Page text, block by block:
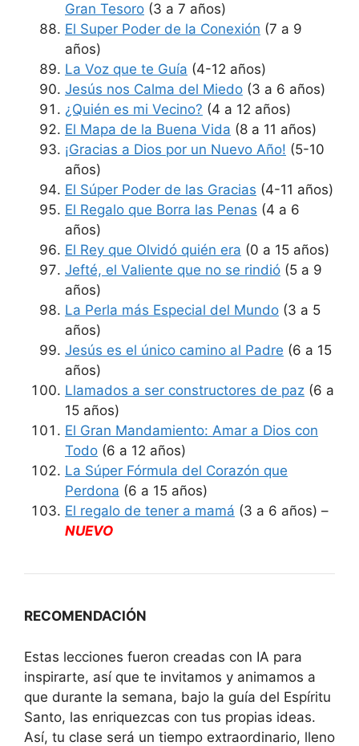
Gran Tesoro (3 a 7 años)
El Super Poder de la Conexión (7 a 9
años)
La Voz que te Guía (4-12 años)
Jesús nos Calma del Miedo (3 a 6 años)
¿Quién es mi Vecino? (4 a 12 años)
El Mapa de la Buena Vida (8 a 11 años)
¡Gracias a Dios por un Nuevo Año! (5-10
años)
El Súper Poder de las Gracias (4-11 años)
El Regalo que Borra las Penas (4 a 6
años)
El Rey que Olvidó quién era (0 a 15 años)
Jefté, el Valiente que no se rindió (5 a 9
años)
La Perla más Especial del Mundo (3 a 5
años)
Jesús es el único camino al Padre (6 a 15
años)
Llamados a ser constructores de paz (6 a
15 años)
El Gran Mandamiento: Amar a Dios con
Todo (6 a 12 años)
La Súper Fórmula del Corazón que
Perdona (6 a 15 años)
El regalo de tener a mamá (3 a 6 años) –
NUEVO
RECOMENDACIÓN
Estas lecciones fueron creadas con IA para
inspirarte, así que te invitamos y animamos a
que durante la semana, bajo la guía del Espíritu
Santo, las enriquezcas con tus propias ideas.
Así, tu clase será un tiempo extraordinario, lleno